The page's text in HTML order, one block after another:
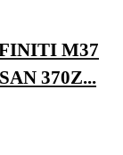
M37
370Z...